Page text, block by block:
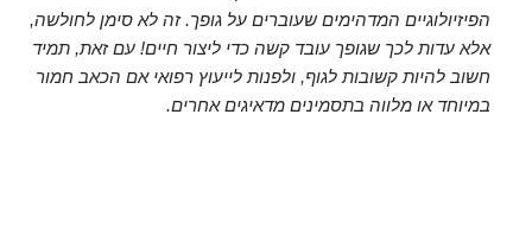
הפיזיולוגיים המדהימים שעוברים על גופך. זה לא סימן לחולשה,
אלא עדות לכך שגופך עובד קשה כדי ליצור חיים! עם זאת, תמיד
חשוב להיות קשובות לגוף, ולפנות לייעוץ רפואי אם הכאב חמור
במיוחד או מלווה בתסמינים מדאיגים אחרים.